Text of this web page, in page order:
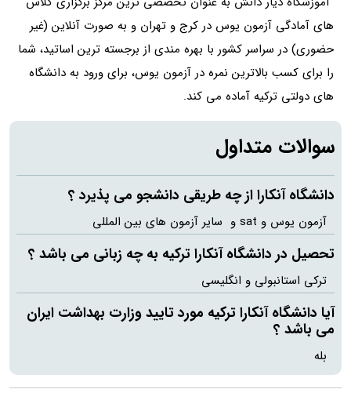
های آمادگی آزمون یوس در کرج و تهران و به صورت آنلاین (غیر
حضوری) در سراسر کشور با بهره مندی از برجسته ترین اساتید، شما
را برای کسب بالاترین نمره در آزمون یوس، برای ورود به دانشگاه
های دولتی ترکیه آماده می کند.
سوالات متداول
دانشگاه آنکارا از چه طریقی دانشجو می پذیرد ؟
آزمون یوس و sat و سایر آزمون های بین المللی
تحصیل در دانشگاه آنکارا ترکیه به چه زبانی می باشد ؟
ترکی استانبولی و انگلیسی
آیا دانشگاه آنکارا ترکیه مورد تایید وزارت بهداشت ایران
می باشد ؟
بله